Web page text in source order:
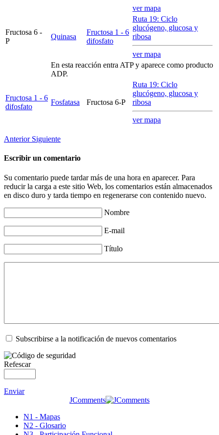
ver mapa
Fructosa 6 -
P
Quinasa
Fructosa 1 - 6
difosfato
Ruta 19: Ciclo
glucógeno, glucosa y
ribosa
ver mapa
En esta reacción entra ATP y aparece como producto
ADP.
Fructosa 1 - 6
difosfato
Fosfatasa Fructosa 6-P
Ruta 19: Ciclo
glucógeno, glucosa y
ribosa
ver mapa
Anterior Siguiente
Escribir un comentario
Su comentario puede tardar más de una hora en aparecer. Para
reducir la carga a este sitio Web, los comentarios están almacenados
en disco duro y tarda tiempo en regenerarse con contenido nuevo.
Nombre
E-mail
Título
Subscribirse a la notificación de nuevos comentarios
Refescar
Enviar
JComments
N1 - Mapas
N2 - Glosario